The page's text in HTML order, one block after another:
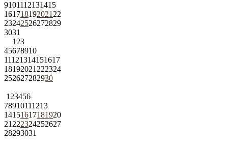
9101112131415
161718192021 22
23242526272829
3031
1 23
45678910
11121314151617
18192021 222324
252627282930
1 23456
78910111213
14151617181920
21 222324252627
28293031